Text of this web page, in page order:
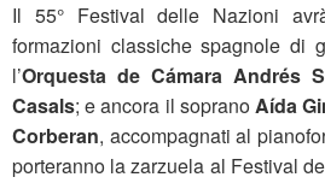
Il 55° Festival delle Nazioni
formazioni classiche spagnole di
l’Orquesta de Cámara Andrés
Casals; e ancora il sopranoAída
Corberan, accompagnati al
porteranno la zarzuela al Festival